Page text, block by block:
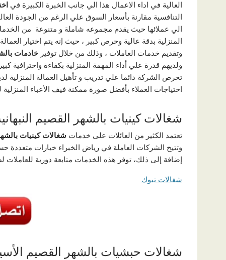
العالية في اداء الاعمال هذا الي جانب الخبرة الكبيرة في
التنافسية مقارنة بأسعار السوق علي الرغم من الجودة
الي عملائها حيث يقدم مجموعه شاملة و متنوعة من
المنزلية بدقة عالية وحرص كبير ، حيث إنه يتم اختيار
وتقديم خدمات العاملات ، وذلك من خلال توفير خادمات
ولديهم قدرة علي أداء المهمة المنزلية بكفاءة واحترافية
تحرص الشركة دائما علي تدريب و تأهيل العمالة المنزلية
احتياجات العملاء بأفضل صورة ممكنة فيف الأعباء المنزلية
شغالات كينيات بالشهر القصيم
تعتمد الكثير من العائلات على خدمات شغالات كينيات
وتتيح الشركات العاملة في رياض الخبراء خيارات متعددة
إضافة إلى ذلك، توفر هذه الخدمات متابعة دورية للعاملات
شغالات تبوك
شغالات حبشيات بالشهر القصيم